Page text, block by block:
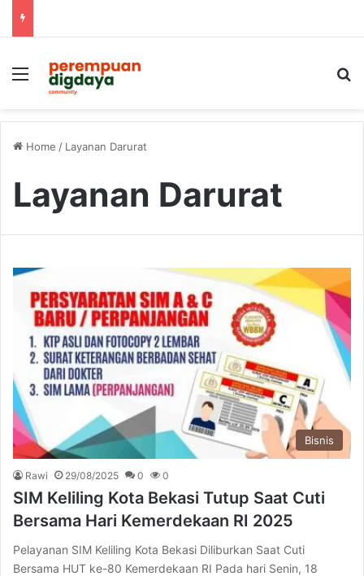
Menu
Home / Layanan Darurat
Layanan Darurat
Bisnis
Rawi 29/08/2025 0 0
SIM Keliling Kota Bekasi Tutup Saat Cuti
Bersama Hari Kemerdekaan RI 2025
Pelayanan SIM Keliling Kota Bekasi Diliburkan Saat Cuti
Bersama HUT ke-80 Kemerdekaan RI Pada hari Senin, 18